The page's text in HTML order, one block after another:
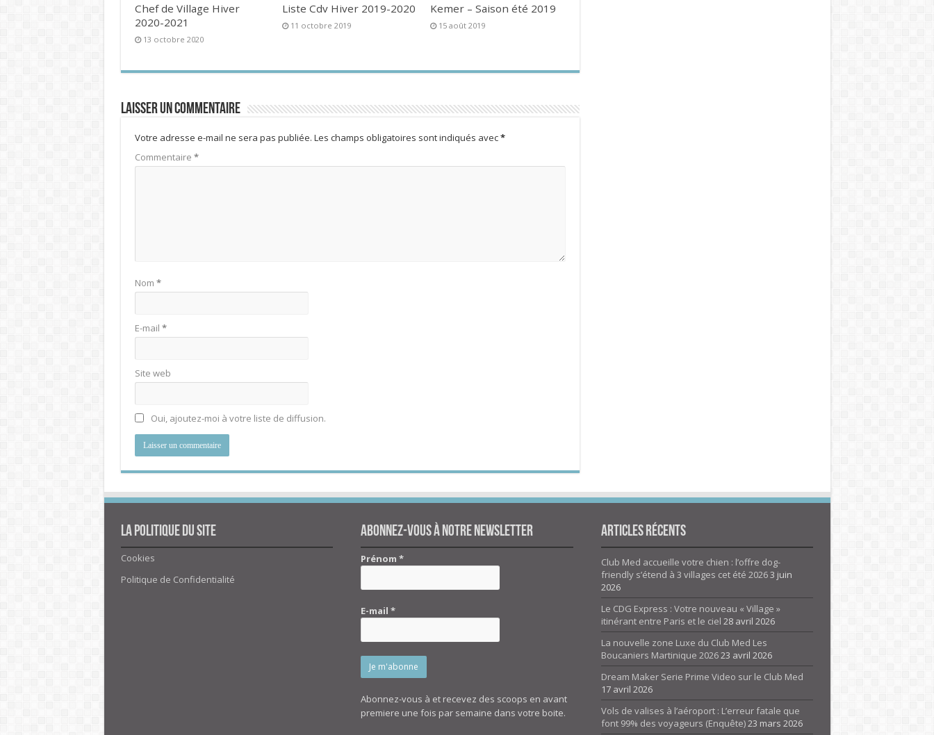
Chef de Village Hiver
2020-2021
13 octobre 2020
Liste Cdv Hiver 2019-2020
11 octobre 2019
Kemer – Saison été 2019
15 août 2019
Laisser un commentaire
Votre adresse e-mail ne sera pas publiée. Les champs obligatoires sont indiqués avec*
Commentaire *
Nom *
E-mail *
Site web
Oui, ajoutez-moi à votre liste de diffusion.
La politique du site
Cookies
Politique de Confidentialité
Abonnez-vous à notre newsletter
Prénom*
E-mail*
Abonnez-vous à et recevez des scoops en avant
premiere une fois par semaine dans votre boite.
Articles Récents
Club Med accueille votre chien : l’offre dog-
friendly s’étend à 3 villages cet été 20263 juin
2026
Le CDG Express : Votre nouveau « Village »
itinérant entre Paris et le ciel 28 avril 2026
La nouvelle zone Luxe du Club Med Les
Boucaniers Martinique 202623 avril 2026
Dream Maker Serie Prime Video sur le Club Med
17 avril 2026
Vols de valises à l’aéroport : L’erreur fatale que
font 99% des voyageurs (Enquête)23 mars 2026